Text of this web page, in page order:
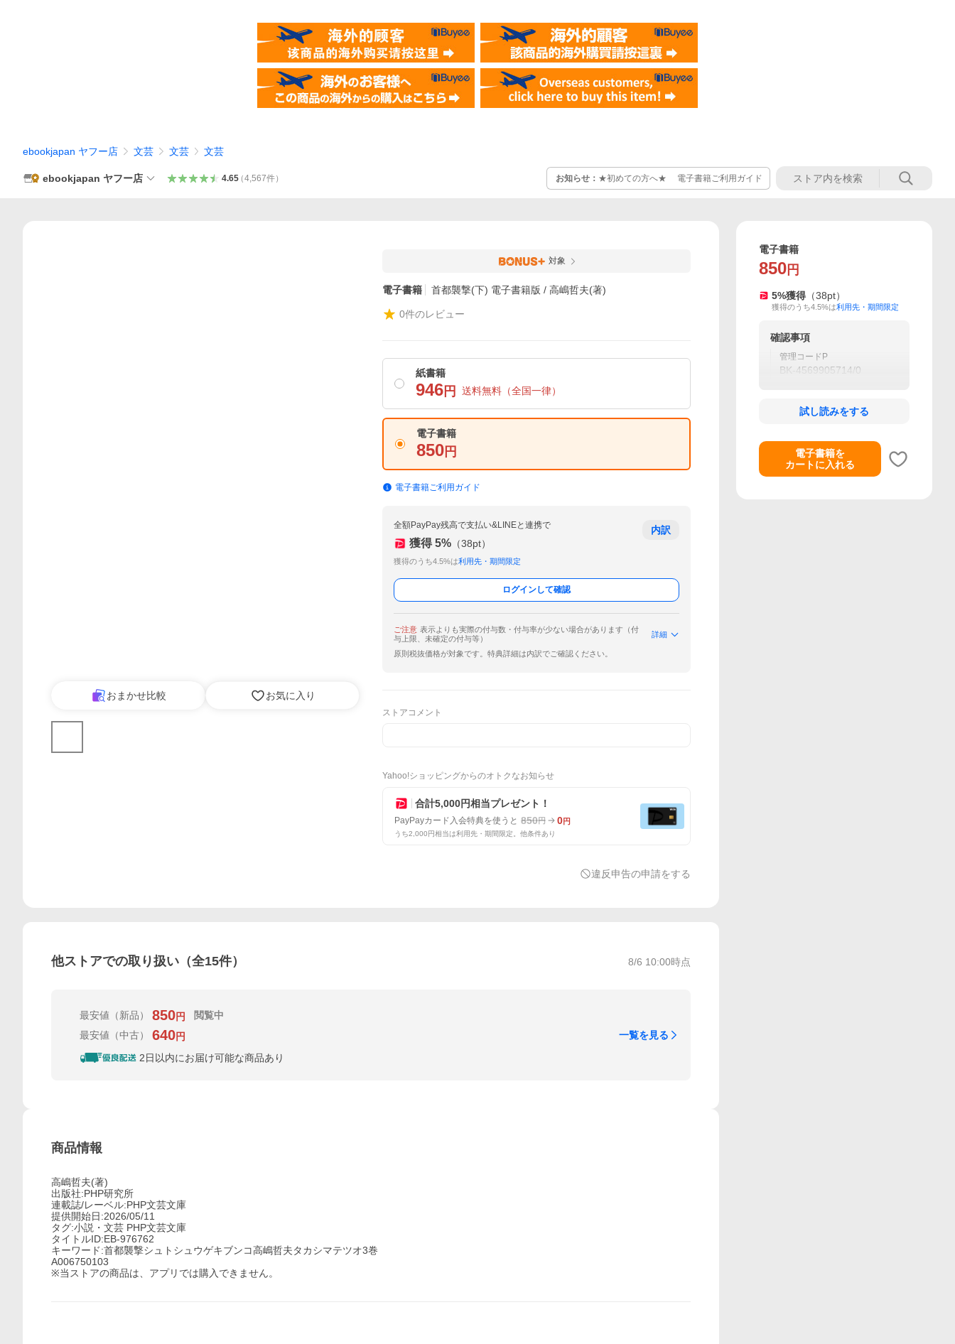
ebookjapan ヤフー店 文芸 文芸 文芸
ebookjapan ヤフー店 4.65（4,567件） お知らせ： ★初めての方へ★ 電子書籍ご利用ガイド
おまかせ比較 お気に入り
対象
電子書籍 首都襲撃(下) 電子書籍版 / 高嶋哲夫(著)
0件のレビュー
紙書籍
946 円 送料無料 （全国一律）
電子書籍
850 円
電子書籍ご利用ガイド
全額PayPay残高で支払い&LINEと連携で
獲得 5% （38pt）
獲得のうち4.5%は利用先・期間限定
内訳
ログインして確認
ご注意 表示よりも実際の付与数・付与率が少ない場合があります（付
与上限、未確定の付与等）
詳細
原則税抜価格が対象です。特典詳細は内訳でご確認ください。
ストアコメント
Yahoo!ショッピングからのオトクなお知らせ
合計5,000円相当プレゼント！
PayPayカード入会特典を使うと 850円 0円
うち2,000円相当は利用先・期間限定。他条件あり
違反申告の申請をする
他ストアでの取り扱い（全15件） 8/6 10:00時点
最安値 （新品） 850円
閲覧中
最安値 （中古） 640円
2日以内にお届け可能な商品あり
一覧を見る
商品情報
高嶋哲夫(著)
出版社:PHP研究所
連載誌/レーベル:PHP文芸文庫
提供開始日:2026/05/11
タグ:小説・文芸 PHP文芸文庫
タイトルID:EB-976762
キーワード:首都襲撃シュトシュウゲキブンコ高嶋哲夫タカシマテツオ3巻
A006750103
※当ストアの商品は、アプリでは購入できません。
電子書籍
850 円
5%獲得 （38pt）
獲得のうち4.5%は利用先・期間限定
確認事項
管理コードP
BK-4569905714/0
試し読みをする
電子書籍を
カートに入れる